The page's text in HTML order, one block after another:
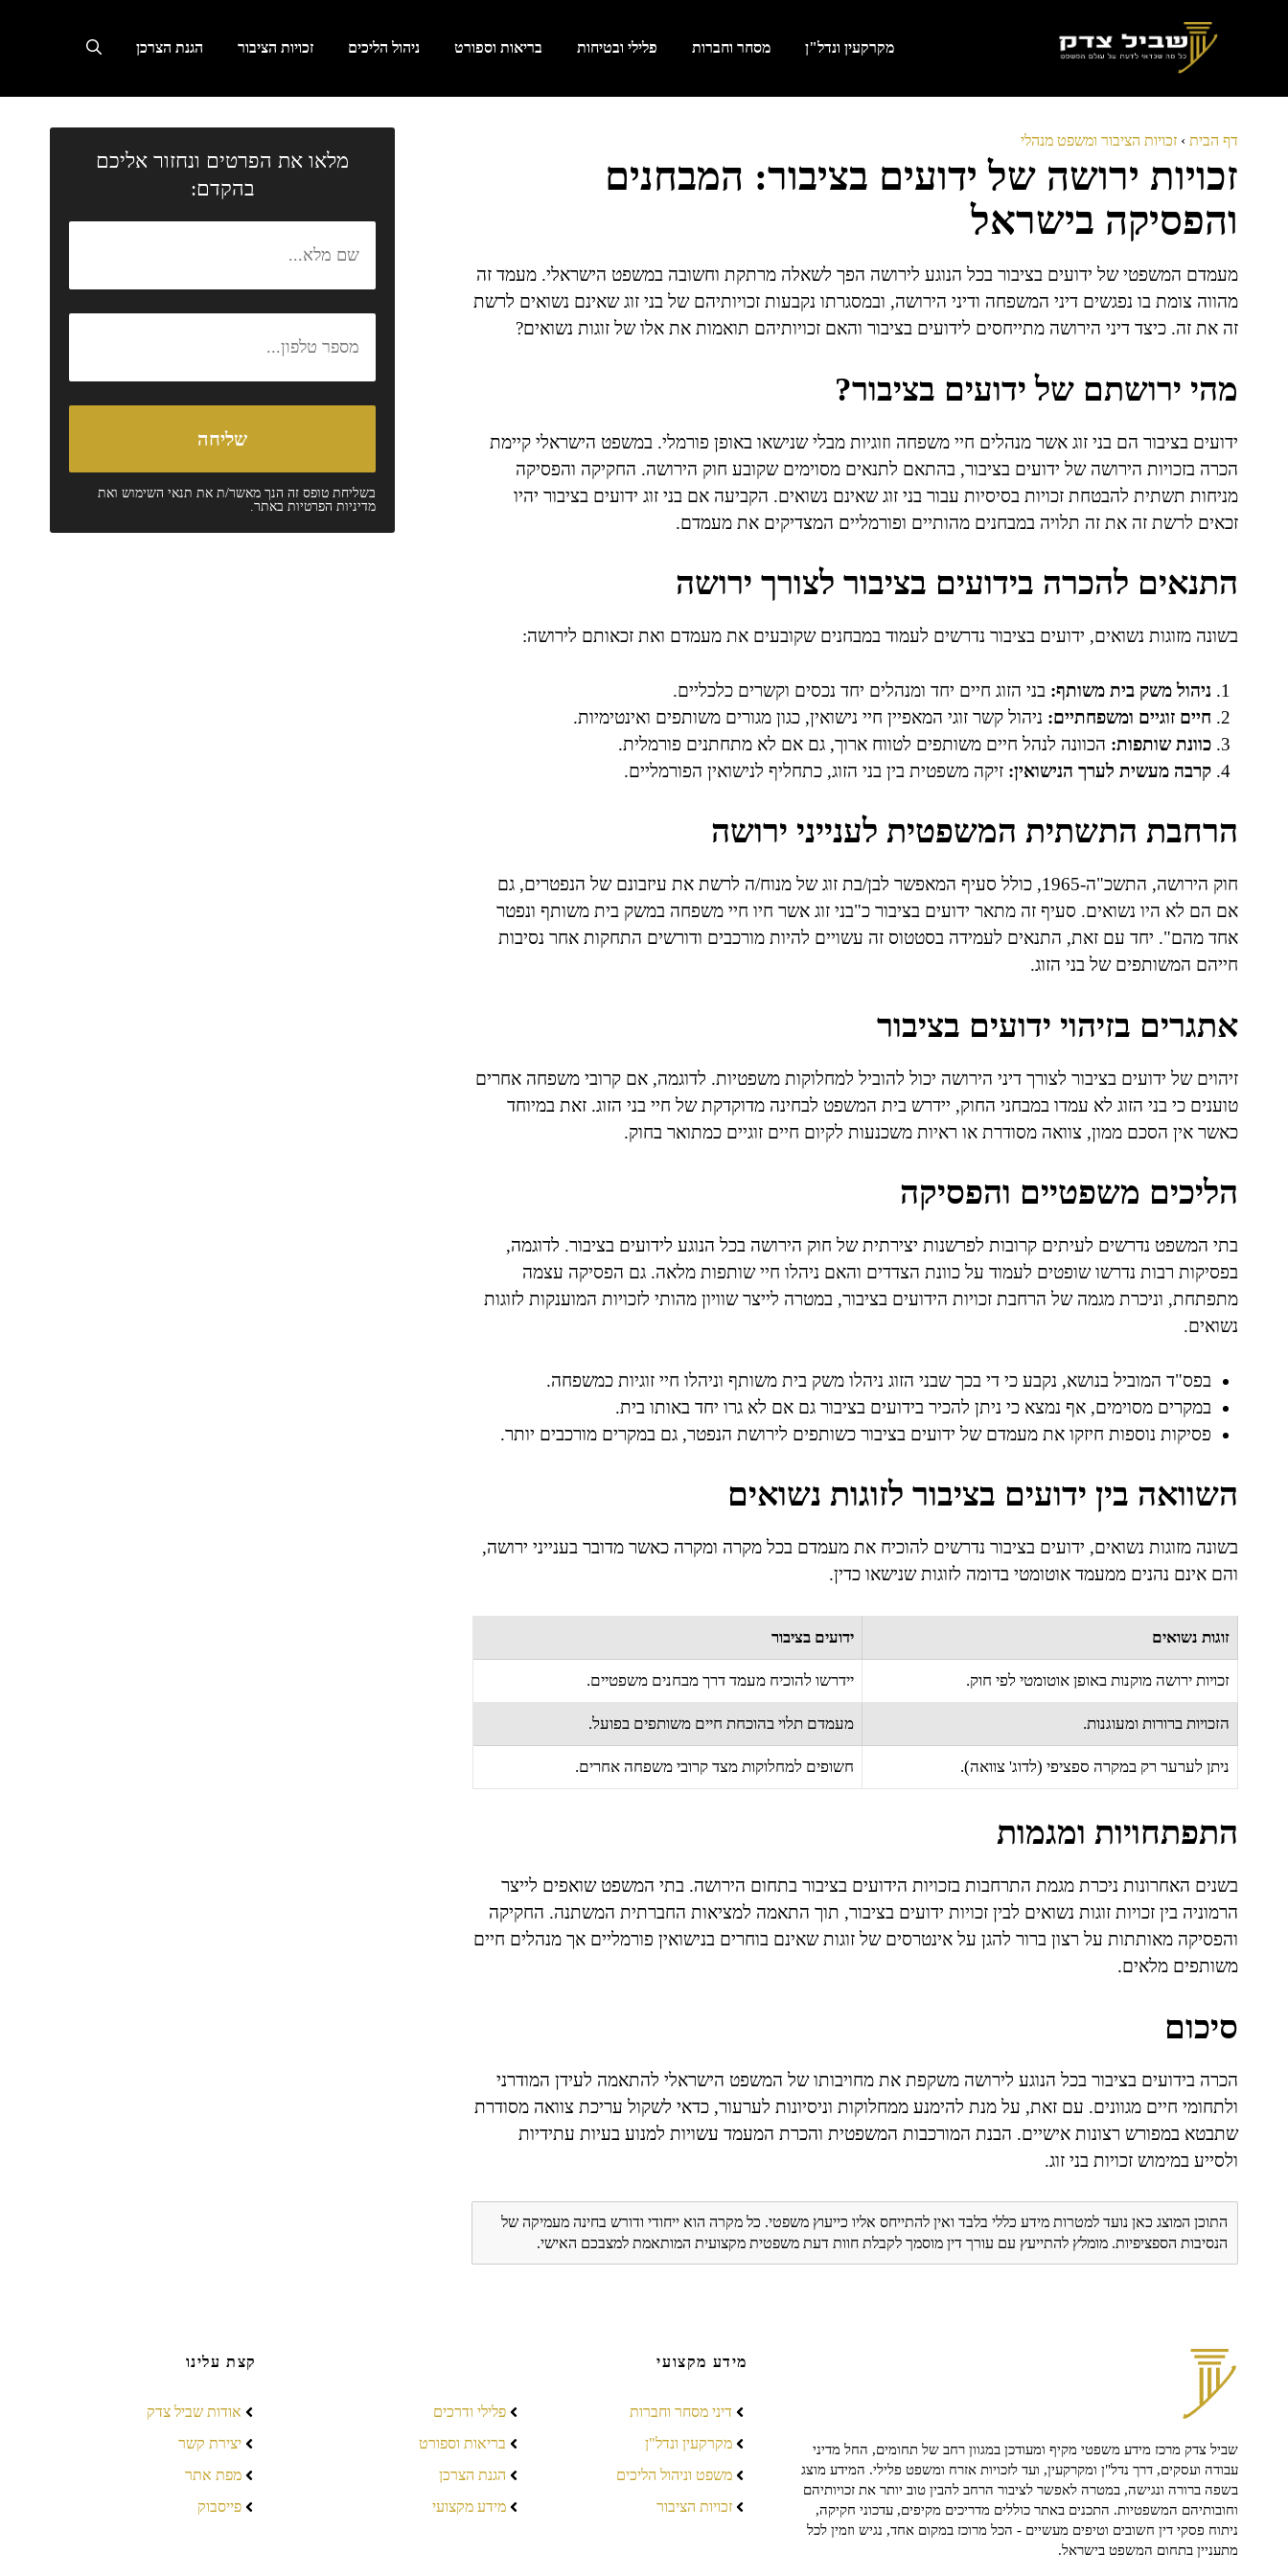
מקרקעין ונדל"ן מסחר וחברות פלילי ובטיחות בריאות וספורט ניהול הליכים זכויות הציבור הגנת הצרכן
דף הבית › זכויות הציבור ומשפט מנהלי
זכויות ירושה של ידועים בציבור: המבחנים
והפסיקה בישראל
מעמדם המשפטי של ידועים בציבור בכל הנוגע לירושה הפך לשאלה מרתקת וחשובה במשפט הישראלי. מעמד זה
מהווה צומת בו נפגשים דיני המשפחה ודיני הירושה, ובמסגרתו נקבעות זכויותיהם של בני זוג שאינם נשואים לרשת
זה את זה. כיצד דיני הירושה מתייחסים לידועים בציבור והאם זכויותיהם תואמות את אלו של זוגות נשואים?
מהי ירושתם של ידועים בציבור?
ידועים בציבור הם בני זוג אשר מנהלים חיי משפחה וזוגיות מבלי שנישאו באופן פורמלי. במשפט הישראלי קיימת
הכרה בזכויות הירושה של ידועים בציבור, בהתאם לתנאים מסוימים שקובע חוק הירושה. החקיקה והפסיקה
מניחות תשתית להבטחת זכויות בסיסיות עבור בני זוג שאינם נשואים. הקביעה אם בני זוג ידועים בציבור יהיו
זכאים לרשת זה את זה תלויה במבחנים מהותיים ופורמליים המצדיקים את מעמדם.
התנאים להכרה בידועים בציבור לצורך ירושה
בשונה מזוגות נשואים, ידועים בציבור נדרשים לעמוד במבחנים שקובעים את מעמדם ואת זכאותם לירושה:
ניהול משק בית משותף: בני הזוג חיים יחד ומנהלים יחד נכסים וקשרים כלכליים.
חיים זוגיים ומשפחתיים: ניהול קשר זוגי המאפיין חיי נישואין, כגון מגורים משותפים ואינטימיות.
כוונת שותפות: הכוונה לנהל חיים משותפים לטווח ארוך, גם אם לא מתחתנים פורמלית.
קרבה מעשית לערך הנישואין: זיקה משפטית בין בני הזוג, כתחליף לנישואין הפורמליים.
הרחבת התשתית המשפטית לענייני ירושה
חוק הירושה, התשכ"ה-1965, כולל סעיף המאפשר לבן/בת זוג של מנוח/ה לרשת את עיזבונם של הנפטרים, גם
אם הם לא היו נשואים. סעיף זה מתאר ידועים בציבור כ"בני זוג אשר חיו חיי משפחה במשק בית משותף ונפטר
אחד מהם". יחד עם זאת, התנאים לעמידה בסטטוס זה עשויים להיות מורכבים ודורשים התחקות אחר נסיבות
חייהם המשותפים של בני הזוג.
אתגרים בזיהוי ידועים בציבור
זיהוים של ידועים בציבור לצורך דיני הירושה יכול להוביל למחלוקות משפטיות. לדוגמה, אם קרובי משפחה אחרים
טוענים כי בני הזוג לא עמדו במבחני החוק, יידרש בית המשפט לבחינה מדוקדקת של חיי בני הזוג. זאת במיוחד
כאשר אין הסכם ממון, צוואה מסודרת או ראיות משכנעות לקיום חיים זוגיים כמתואר בחוק.
הליכים משפטיים והפסיקה
בתי המשפט נדרשים לעיתים קרובות לפרשנות יצירתית של חוק הירושה בכל הנוגע לידועים בציבור. לדוגמה,
בפסיקות רבות נדרשו שופטים לעמוד על כוונת הצדדים והאם ניהלו חיי שותפות מלאה. גם הפסיקה עצמה
מתפתחת, וניכרת מגמה של הרחבת זכויות הידועים בציבור, במטרה לייצר שוויון מהותי לזכויות המוענקות לזוגות
נשואים.
בפס"ד המוביל בנושא, נקבע כי די בכך שבני הזוג ניהלו משק בית משותף וניהלו חיי זוגיות כמשפחה.
במקרים מסוימים, אף נמצא כי ניתן להכיר בידועים בציבור גם אם לא גרו יחד באותו בית.
פסיקות נוספות חיזקו את מעמדם של ידועים בציבור כשותפים לירושת הנפטר, גם במקרים מורכבים יותר.
השוואה בין ידועים בציבור לזוגות נשואים
בשונה מזוגות נשואים, ידועים בציבור נדרשים להוכיח את מעמדם בכל מקרה ומקרה כאשר מדובר בענייני ירושה,
והם אינם נהנים ממעמד אוטומטי בדומה לזוגות שנישאו כדין.
זוגות נשואים ידועים בציבור
זכויות ירושה מוקנות באופן אוטומטי לפי חוק. יידרשו להוכיח מעמד דרך מבחנים משפטיים.
הזכויות ברורות ומעוגנות. מעמדם תלוי בהוכחת חיים משותפים בפועל.
ניתן לערער רק במקרה ספציפי (לדוג' צוואה). חשופים למחלוקות מצד קרובי משפחה אחרים.
התפתחויות ומגמות
בשנים האחרונות ניכרת מגמת התרחבות בזכויות הידועים בציבור בתחום הירושה. בתי המשפט שואפים לייצר
הרמוניה בין זכויות זוגות נשואים לבין זכויות ידועים בציבור, תוך התאמה למציאות החברתית המשתנה. החקיקה
והפסיקה מאותתות על רצון ברור להגן על אינטרסים של זוגות שאינם בוחרים בנישואין פורמליים אך מנהלים חיים
משותפים מלאים.
סיכום
הכרה בידועים בציבור בכל הנוגע לירושה משקפת את מחויבותו של המשפט הישראלי להתאמה לעידן המודרני
ולתחומי חיים מגוונים. עם זאת, על מנת להימנע ממחלוקות וניסיונות לערעור, כדאי לשקול עריכת צוואה מסודרת
שתבטא במפורש רצונות אישיים. הבנת המורכבות המשפטית והכרת המעמד עשויות למנוע בעיות עתידיות
ולסייע במימוש זכויות בני זוג.
התוכן המוצג כאן נועד למטרות מידע כללי בלבד ואין להתייחס אליו כייעוץ משפטי. כל מקרה הוא ייחודי ודורש בחינה מעמיקה של
הנסיבות הספציפיות. מומלץ להתייעץ עם עורך דין מוסמך לקבלת חוות דעת משפטית מקצועית המותאמת למצבכם האישי.
מלאו את הפרטים ונחזור אליכם
בהקדם:
בשליחת טופס זה הנך מאשר/ת את תנאי השימושואת
מדיניות הפרטיותבאתר.
שביל צדק מרכז מידע משפטי מקיף ומעודכן במגוון רחב של תחומים, החל מדיני
עבודה ועסקים, דרך נדל"ן ומקרקעין, ועד לזכויות אזרח ומשפט פלילי. המידע מוצג
בשפה ברורה ונגישה, במטרה לאפשר לציבור הרחב להבין טוב יותר את זכויותיהם
וחובותיהם המשפטיות. התכנים באתר כוללים מדריכים מקיפים, עדכוני חקיקה,
ניתוח פסקי דין חשובים וטיפים מעשיים - הכל מרוכז במקום אחד, נגיש וזמין לכל
מתעניין בתחום המשפט בישראל.
מידע מקצועי
דיני מסחר וחברות
מקרקעין ונדל"ן
משפט וניהול הליכים
זכויות הציבור
פלילי ודרכים
בריאות וספורט
הגנת הצרכן
מידע מקצועי
קצת עלינו
אודות שביל צדק
יצירת קשר
מפת אתר
פייסבוק